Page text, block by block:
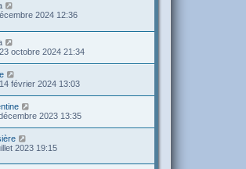
2024 12:36
octobre 2024 21:34
février 2024 13:03
2023 13:35
2023 19:15